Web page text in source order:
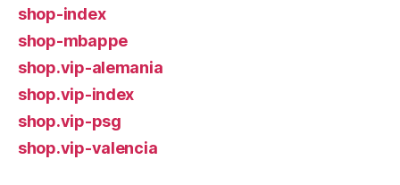
shop-index
shop-mbappe
shop.vip-alemania
shop.vip-index
shop.vip-psg
shop.vip-valencia